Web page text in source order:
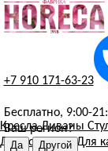
+7 910 171-63-23
Бесплатно, 9:00-
Ваш регион?
КреслаДиваны
Для гостиниц Для